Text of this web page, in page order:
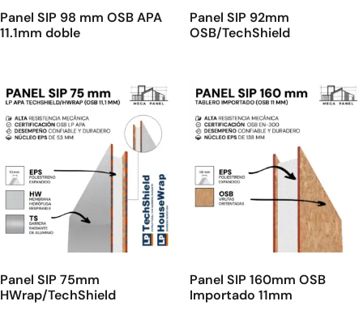
Panel SIP 98 mm OSB APA
11.1mm doble
Panel SIP 92mm
OSB/TechShield
Panel SIP 75mm
HWrap/TechShield
Panel SIP 160mm OSB
Importado 11mm